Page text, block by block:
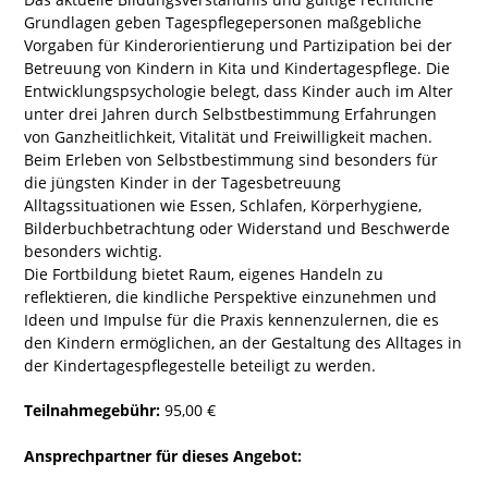
Grundlagen geben Tagespflegepersonen maßgebliche
Vorgaben für Kinderorientierung und Partizipation bei der
Betreuung von Kindern in Kita und Kindertagespflege. Die
Entwicklungspsychologie belegt, dass Kinder auch im Alter
unter drei Jahren durch Selbstbestimmung Erfahrungen
von Ganzheitlichkeit, Vitalität und Freiwilligkeit machen.
Beim Erleben von Selbstbestimmung sind besonders für
die jüngsten Kinder in der Tagesbetreuung
Alltagssituationen wie Essen, Schlafen, Körperhygiene,
Bilderbuchbetrachtung oder Widerstand und Beschwerde
besonders wichtig.
Die Fortbildung bietet Raum, eigenes Handeln zu
reflektieren, die kindliche Perspektive einzunehmen und
Ideen und Impulse für die Praxis kennenzulernen, die es
den Kindern ermöglichen, an der Gestaltung des Alltages in
der Kindertagespflegestelle beteiligt zu werden.
Teilnahmegebühr: 95,00 €
Ansprechpartner für dieses Angebot: